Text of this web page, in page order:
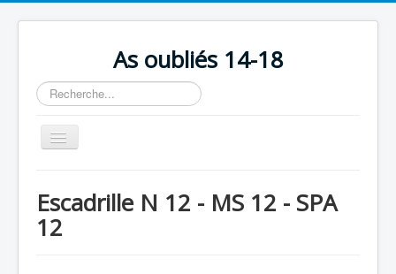
As oubliés 14-18
Rechercher
Basculer
la
Chronologie
Escadrilles
Escadrille N 12 - MS 12 - SPA
12